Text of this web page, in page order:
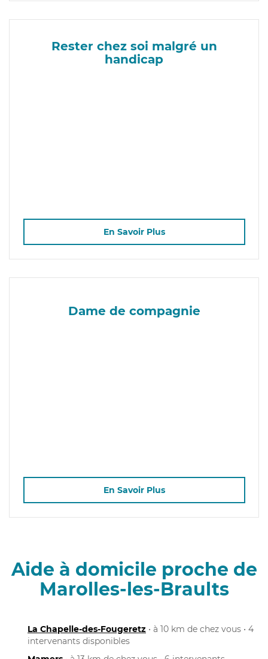
Rester chez soi malgré un
handicap
En Savoir Plus
Dame de compagnie
En Savoir Plus
Aide à domicile proche de
Marolles-les-Braults
La Chapelle-des-Fougeretz • à 10 km de chez vous • 4
intervenants disponibles